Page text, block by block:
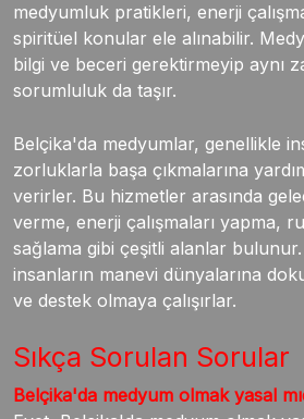
medyumluk pratikleri, enerji
spiritüel konular ele alınabilir.
bilgi ve beceri gerektirmeyip aynı
sorumluluk da taşır.
Belçika'da medyumlar, genellikle
zorluklarla başa çıkmalarına
verirler. Bu hizmetler arasında
verme, enerji çalışmaları yapma,
sağlama gibi çeşitli alanlar
insanların manevi dünyalarına
ve destek olmaya çalışırlar.
Sıkça Sorulan Sorular
Belçika'da medyum olmak yasal